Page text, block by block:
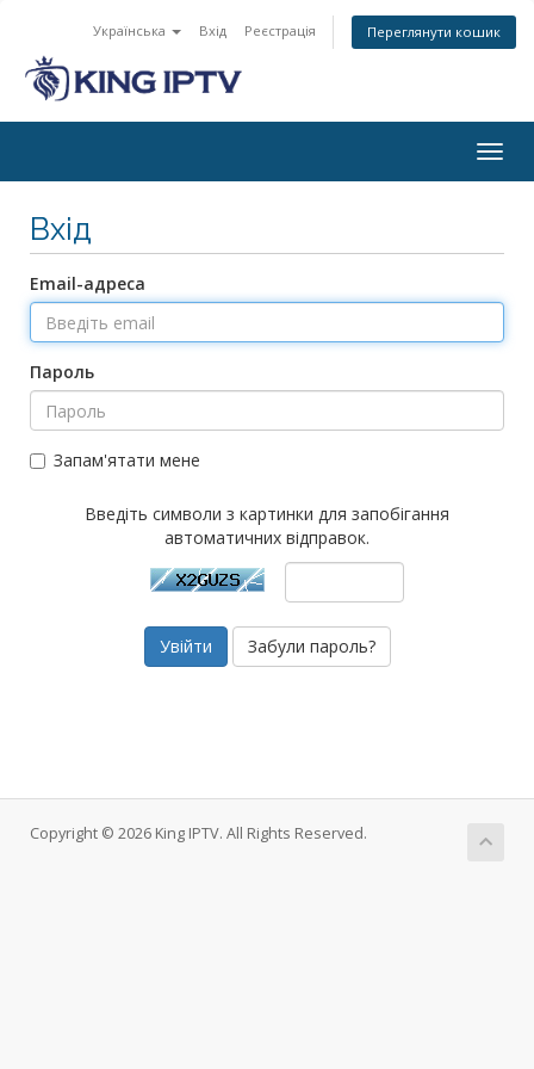
Українська Вхід Реєстрація Переглянути кошик
Вхід
Email-адреса
Пароль
Запам'ятати мене
Введіть символи з картинки для запобігання
автоматичних відправок.
Забули пароль?
Copyright © 2026 King IPTV. All Rights Reserved.